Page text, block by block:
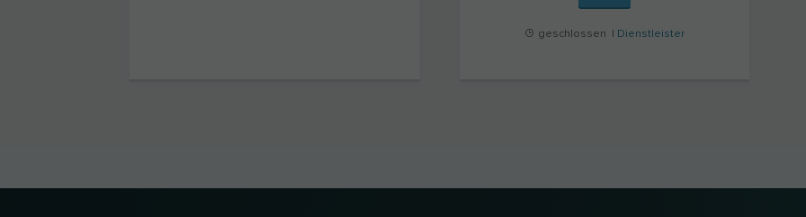
geschlossen | Dienstleister